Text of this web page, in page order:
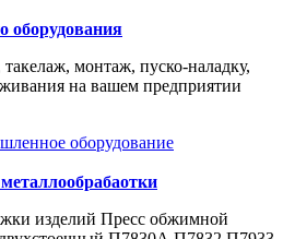
оборудования
монтаж, пуско-наладку,
на вашем предприятии
оборудование
изделий Пресс обжимной